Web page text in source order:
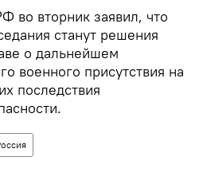
во вторник заявил, что
станут решения
о дальнейшем
военного присутствия на
последствия